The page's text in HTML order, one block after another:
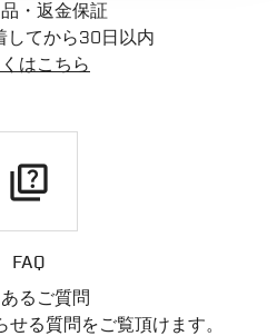
・返金保証
してから30日以内
はこちら
quiz
FAQ
るご質問
る質問をご覧頂けます。